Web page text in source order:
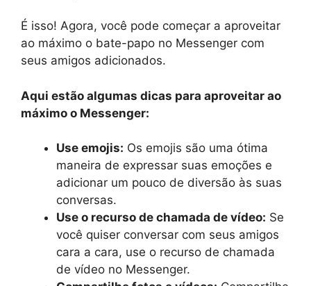
É isso! Agora, você pode começar a aproveitar
ao máximo o bate-papo no Messenger com
seus amigos adicionados.
Aqui estão algumas dicas para aproveitar ao
máximo o Messenger:
Use emojis: Os emojis são uma ótima
maneira de expressar suas emoções e
adicionar um pouco de diversão às suas
conversas.
Use o recurso de chamada de vídeo: Se
você quiser conversar com seus amigos
cara a cara, use o recurso de chamada
de vídeo no Messenger.